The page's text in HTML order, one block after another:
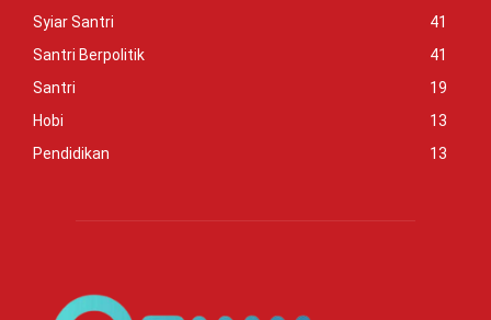
Syiar Santri
41
Santri Berpolitik
41
Santri
19
Hobi
13
Pendidikan
13